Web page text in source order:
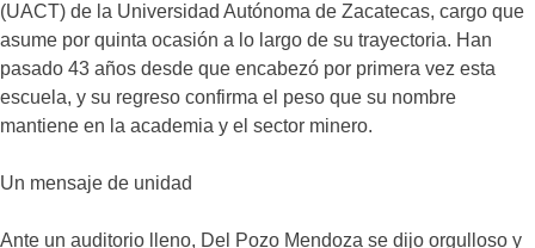
(UACT) de la Universidad Autónoma de Zacatecas, cargo que
asume por quinta ocasión a lo largo de su trayectoria. Han
pasado 43 años desde que encabezó por primera vez esta
escuela, y su regreso confirma el peso que su nombre
mantiene en la academia y el sector minero.
Un mensaje de unidad
Ante un auditorio lleno, Del Pozo Mendoza se dijo orgulloso y